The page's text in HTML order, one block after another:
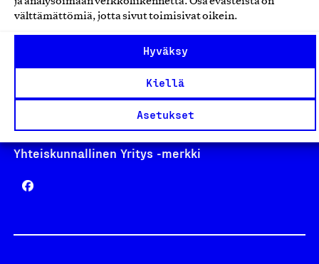
välttämättömiä, jotta sivut toimisivat oikein.
Hyväksy
Kiellä
Asetukset
Avainlippu
Yhteiskunnallinen Yritys -merkki